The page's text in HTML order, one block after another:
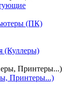
(ПК)
(Куллеры)
Принтеры...)